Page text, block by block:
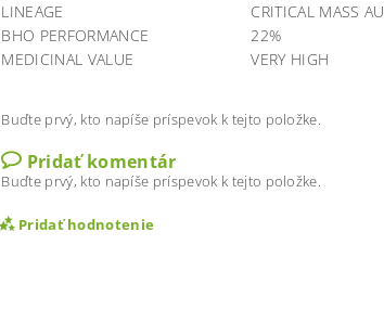
LINEAGE
CRITICAL MASS
BHO PERFORMANCE
22%
MEDICINAL VALUE
VERY HIGH
Buďte prvý, kto napíše príspevok k tejto položke.
Pridať komentár
Buďte prvý, kto napíše príspevok k tejto položke.
Pridať hodnotenie